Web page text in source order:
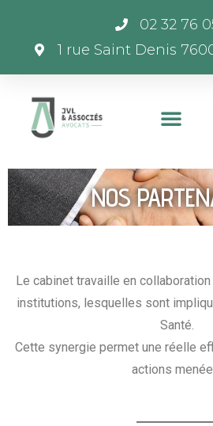
02 32 76
1 rue Saint Denis
NOS
Le cabinet travaille en
institutions, lesquelles sont
Santé.
Cette synergie permet une réelle
actions